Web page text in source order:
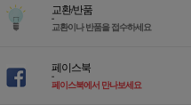
교환/반품
-
교환이나 반품을 접수하세요
페이스북
-
페이스북에서 만나보세요